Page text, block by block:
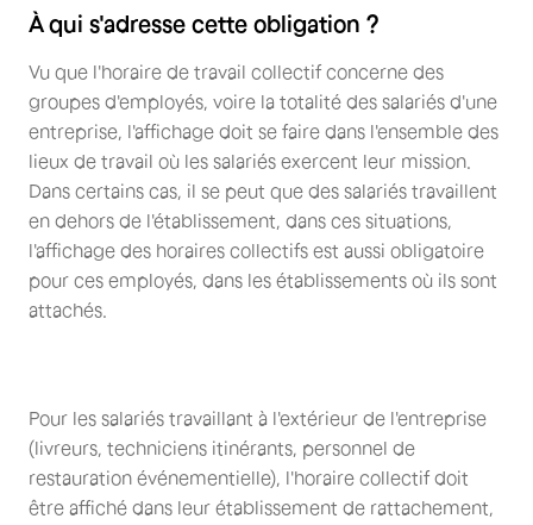
À qui s'adresse cette obligation ?
Vu que l'horaire de travail collectif concerne des
groupes d'employés, voire la totalité des salariés d'une
entreprise, l'affichage doit se faire dans l'ensemble des
lieux de travail où les salariés exercent leur mission.
Dans certains cas, il se peut que des salariés travaillent
en dehors de l'établissement, dans ces situations,
l'affichage des horaires collectifs est aussi obligatoire
pour ces employés, dans les établissements où ils sont
attachés.
Pour les salariés travaillant à l'extérieur de l'entreprise
(livreurs, techniciens itinérants, personnel de
restauration événementielle), l'horaire collectif doit
être affiché dans leur établissement de rattachement,